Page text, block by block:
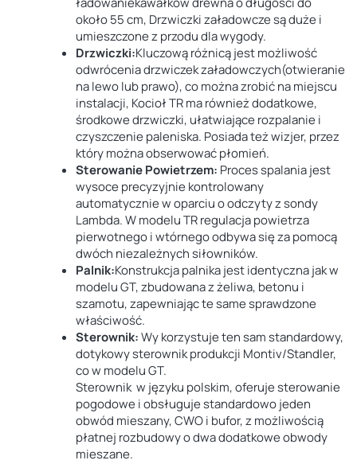
około55 cm, Drzwiczki załadowcze są duże i
umieszczone z przodu dla wygody.
Drzwiczki:Kluczową różnicą jest możliwość
odwrócenia drzwiczek załadowczych(otwieranie
na lewo lub prawo), co można zrobić na miejscu
instalacji, Kocioł TR ma równieżdodatkowe,
środkowe drzwiczki, ułatwiające rozpalanie i
czyszczenie paleniska. Posiada teżwizjer, przez
który można obserwować płomień.
Sterowanie Powietrzem: Proces spalania jest
wysoce precyzyjnie kontrolowany
automatycznie w oparciu o odczyty zsondy
Lambda.W modelu TR regulacja powietrza
pierwotnego i wtórnego odbywa się za pomocą
dwóch niezależnych siłowników.
Palnik:Konstrukcja palnika jestidentyczna jak w
modelu GT, zbudowana z żeliwa, betonu i
szamotu, zapewniając te same sprawdzone
właściwość.
Sterownik:Wy korzystuje ten sam standardowy,
dotykowy sterownik produkcji Montiv/Standler,
co w modelu GT.
Sterownik w języku polskim, oferuje sterowanie
pogodowe i obsługuje standardowo jeden
obwód mieszany, CWO i bufor, z możliwością
płatnej rozbudowy o dwa dodatkowe obwody
mieszane.